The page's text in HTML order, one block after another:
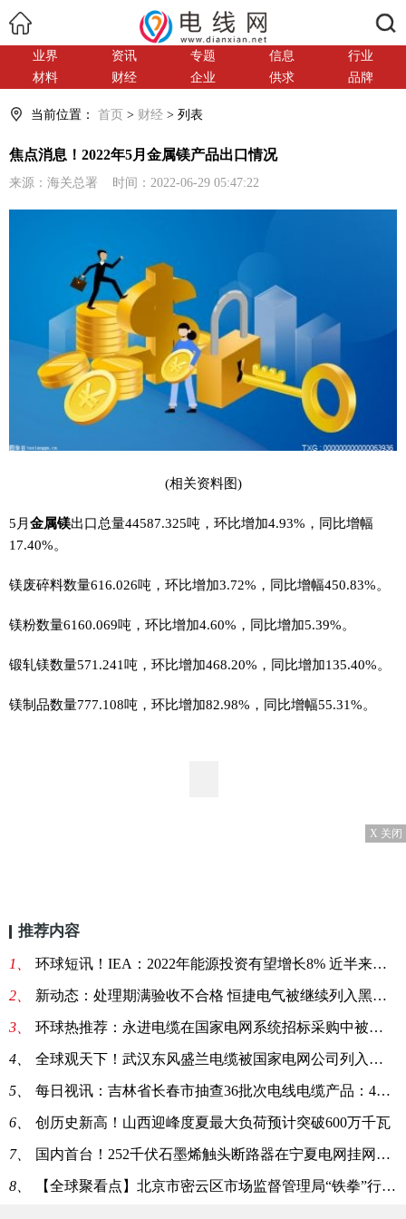
业界 资讯 专题 信息
行业
材料
财经 企业 供求 品牌
当前位置： 首页 > 财经 > 列表
焦点消息！2022年5月金属镁产品出口情况
来源：海关总署 时间：2022-06-29 05:47:22
(相关资料图)
5月金属镁出口总量44587.325吨，环比增加4.93%，同比增幅
17.40%。
镁废碎料数量616.026吨，环比增加3.72%，同比增幅450.83%。
镁粉数量6160.069吨，环比增加4.60%，同比增加5.39%。
锻轧镁数量571.241吨，环比增加468.20%，同比增加135.40%。
镁制品数量777.108吨，环比增加82.98%，同比增幅55.31%。
X 关闭
推荐内容
1、 环球短讯！IEA：2022年能源投资有望增长8% 近半来自高成本
2、 新动态：处理期满验收不合格 恒捷电气被继续列入黑名单至整改完成
3、 环球热推荐：永进电缆在国家电网系统招标采购中被列入黑名单1年
4、 全球观天下！武汉东风盛兰电缆被国家电网公司列入黑名单3年
5、 每日视讯：吉林省长春市抽查36批次电线电缆产品：4批次不合格
6、 创历史新高！山西迎峰度夏最大负荷预计突破600万千瓦
7、 国内首台！252千伏石墨烯触头断路器在宁夏电网挂网运行
8、 【全球聚看点】北京市密云区市场监督管理局“铁拳”行动严查不合格电线电缆